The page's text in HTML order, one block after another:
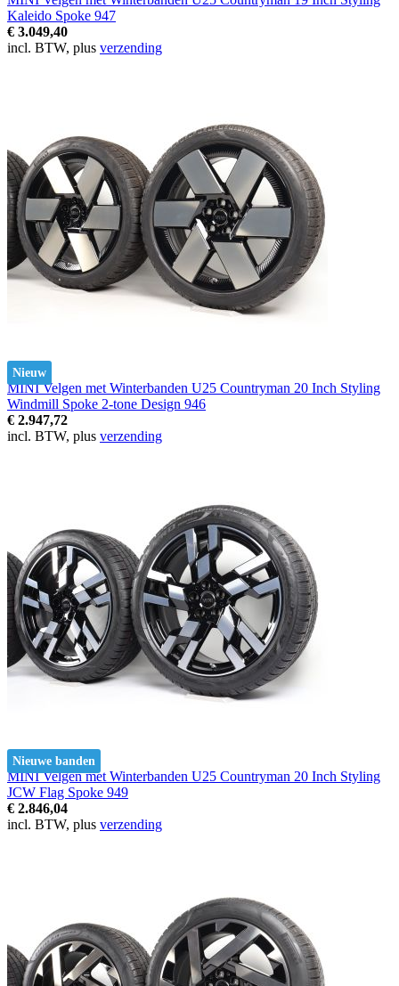
Kaleido Spoke 947
€ 3.049,40
incl. BTW, plus verzending
Nieuw
MINI Velgen met Winterbanden U25 Countryman 20 Inch Styling
Windmill Spoke 2-tone Design 946
€ 2.947,72
incl. BTW, plus verzending
Nieuwe banden
MINI Velgen met Winterbanden U25 Countryman 20 Inch Styling
JCW Flag Spoke 949
€ 2.846,04
incl. BTW, plus verzending